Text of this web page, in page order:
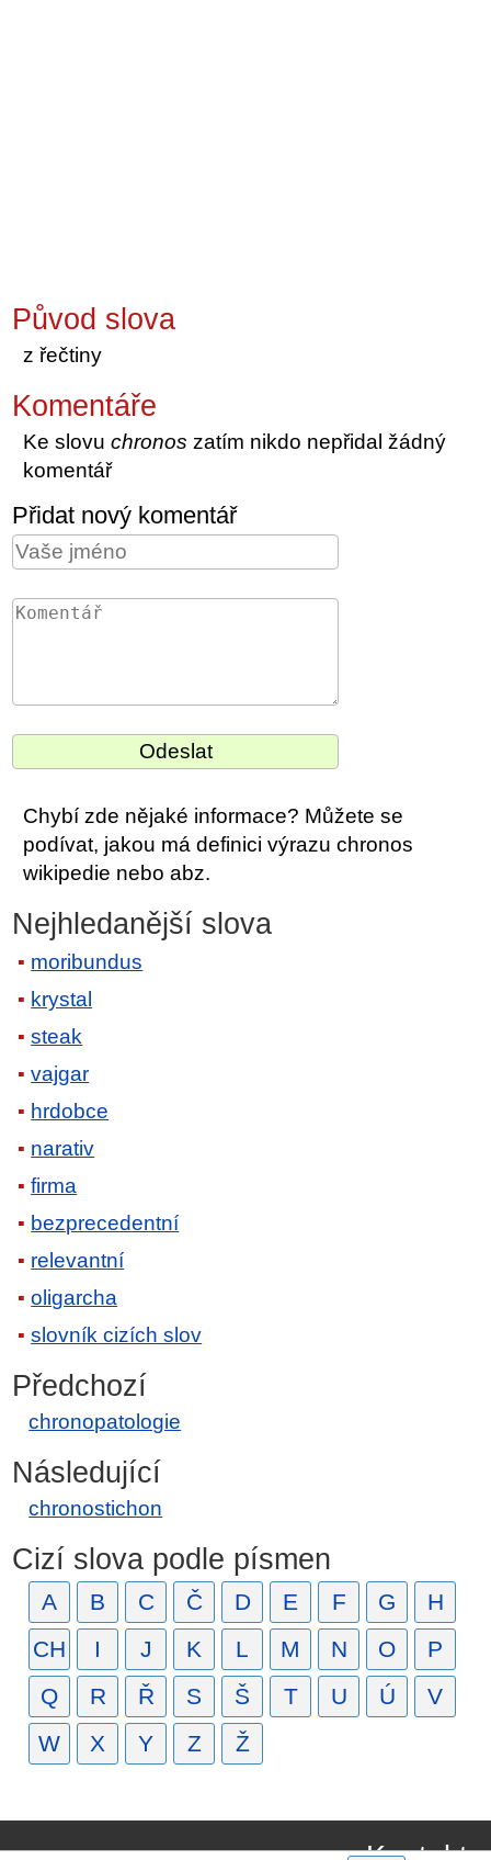
Původ slova
z řečtiny
Komentáře
Ke slovuchronoszatím nikdo nepřidal žádný
komentář
Přidat nový komentář
Chybí zde nějaké informace? Můžete se
podívat, jakou má definici výrazu chronos
wikipedie nebo abz.
Nejhledanější slova
moribundus
krystal
steak
vajgar
hrdobce
narativ
firma
bezprecedentní
relevantní
oligarcha
slovník cizích slov
Předchozí
chronopatologie
Následující
chronostichon
Cizí slova podle písmen
A B C Č D E F G
H
CH
I J K L M N O
P
Q
R Ř S Š T U Ú
V
W
X Y Z Ž